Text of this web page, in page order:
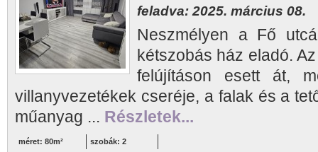
feladva: 2025. március 08.
Neszmélyen a Fő
kétszobás ház eladó.
felújításon esett át,
villanyvezetékek cseréje, a falak és a
műanyag ... Részletek...
méret: 80m² szobák: 2